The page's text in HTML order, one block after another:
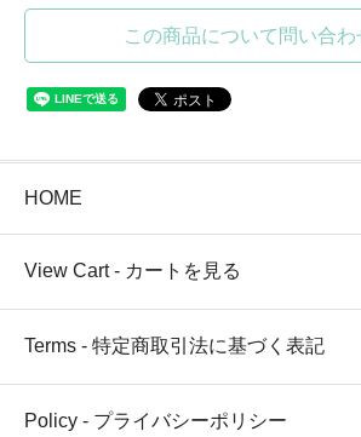
この商品について問い合わ
HOME
View Cart - カートを見る
Terms - 特定商取引法に基づく表記
Policy - プライバシーポリシー